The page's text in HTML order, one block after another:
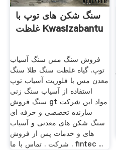
سنگ شکن های توپ با
غلظت Kwasizabantu
فروش سنگ مس سنگ آسیاب
توپ. گیاه غلظت سنگ طلا سنگ
معدن مس با فلوریت آسیاب توپ
استفاده از آسیاب سنگ زنی
سنگ فروش gt مواد این شرکت
سازنده تخصصی و حرفه ای
سنگ شکن های معدنی و آسیاب
های و خدمات پس از فروش
شرکت . تماس با ما . fintec ...